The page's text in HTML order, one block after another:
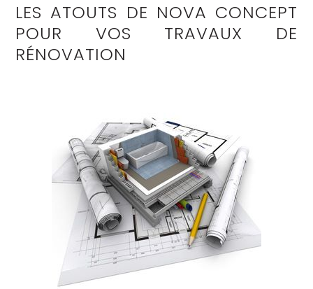
LES ATOUTS DE NOVA CONCEPT
POUR VOS TRAVAUX DE
RÉNOVATION